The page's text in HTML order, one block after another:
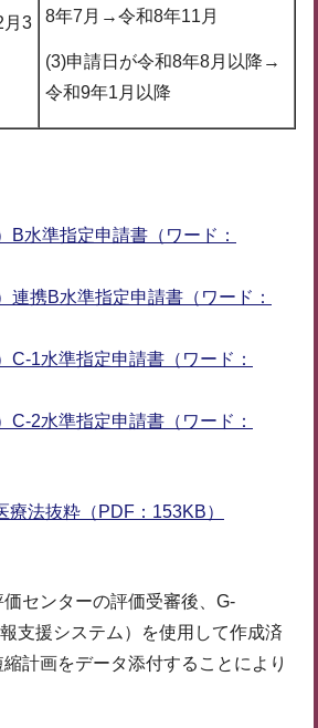
月3
8年7月→令和8年11月
(3)申請日が令和8年8月以降→
令和9年1月以降
B水準指定申請書（ワード：
連携B水準指定申請書（ワード：
C-1水準指定申請書（ワード：
C-2水準指定申請書（ワード：
療法抜粋（PDF：153KB）
センターの評価受審後、G-
支援システム）を使用して作成済
計画をデータ添付することにより